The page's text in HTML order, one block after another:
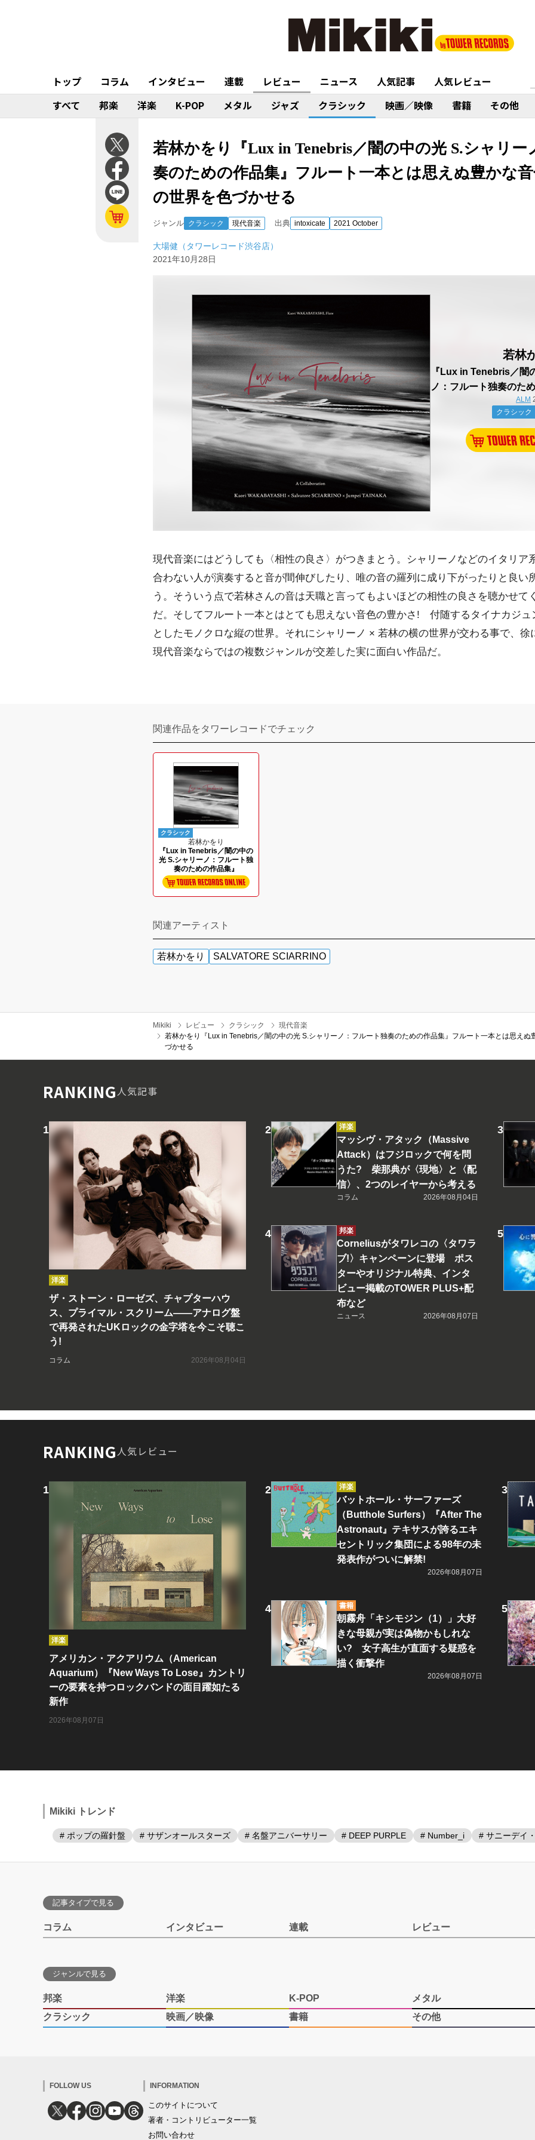
トップ コラム インタビュー 連載 レビュー ニュース 人気記事
人気レビュー
すべて
邦楽 洋楽 K-POP メタル ジャズ クラシック 映画／映像 書籍 その他
若林かをり『Lux in Tenebris／闇の中の光 S.シャリー
奏のための作品集』フルート一本とは思えぬ豊かな
の世界を色づかせる
ジャンル クラシック 現代音楽 出典 intoxicate 2021 October
大場健（タワーレコード渋谷店）
2021年10月28日
若林
『Lux in Tenebris／闇
ノ：フルート独奏のた
ALM
クラシック
現代音楽にはどうしても〈相性の良さ〉がつきまとう。シャリーノなどのイタリア
合わない人が演奏すると音が間伸びしたり、唯の音の羅列に成り下がったりと良い
う。そういう点で若林さんの音は天職と言ってもよいほどの相性の良さを聴かせて
だ。そしてフルート一本とはとても思えない音色の豊かさ! 付随するタイナカジュ
としたモノクロな縦の世界。それにシャリーノ × 若林の横の世界が交わる事で、徐
現代音楽ならではの複数ジャンルが交差した実に面白い作品だ。
関連作品をタワーレコードでチェック
クラシック
若林かをり
『Lux in Tenebris／闇の中の
光 S.シャリーノ：フルート独
奏のための作品集』
関連アーティスト
若林かをり SALVATORE SCIARRINO
Mikiki レビュー クラシック
現代音楽
若林かをり『Lux in Tenebris／闇の中の光 S.シャリーノ：フルート独奏のための作品集』フルート一本とは思えぬ
づかせる
RANKING人気記事
洋楽
ザ・ストーン・ローゼズ、チャプターハウ
ス、プライマル・スクリーム――アナログ盤
で再発されたUKロックの金字塔を今こそ聴こ
う!
コラム 2026年08月04日
洋楽
マッシヴ・アタック（Massive
Attack）はフジロックで何を問
うた? 柴那典が〈現地〉と〈配
信〉、2つのレイヤーから考える
コラム 2026年08月04日
邦楽
Corneliusがタワレコの〈タワラ
ブ!〉キャンペーンに登場 ポス
ターやオリジナル特典、インタ
ビュー掲載のTOWER PLUS+配
布など
ニュース 2026年08月07日
RANKING人気レビュー
洋楽
アメリカン・アクアリウム（American
Aquarium）『New Ways To Lose』カントリ
ーの要素を持つロックバンドの面目躍如たる
新作
2026年08月07日
洋楽
バットホール・サーファーズ
（Butthole Surfers）『After The
Astronaut』テキサスが誇るエキ
セントリック集団による98年の未
発表作がついに解禁!
2026年08月07日
書籍
朝霧舟「キシモジン（1）」大好
きな母親が実は偽物かもしれな
い? 女子高生が直面する疑惑を
描く衝撃作
2026年08月07日
Mikiki トレンド
# ポップの羅針盤 # サザンオールスターズ # 名盤アニバーサリー # DEEP PURPLE # Number_i # サニーデイ
記事タイプで見る
コラム インタビュー 連載 レビュー
ジャンルで見る
邦楽 洋楽 K-POP メタル
クラシック
映画／映像 書籍 その他
FOLLOW US INFORMATION
このサイトについて
著者・コントリビューター一覧
お問い合わせ